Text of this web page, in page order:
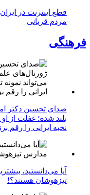
قطع اینترنت در
مردم قربانی
فرهنگی
صدای تحسین دکتر
بلند شده؛ غفلت از
نخبه ایرانی را رقم
آیا می‌دانستید،
تیزهوشان هستند؟!